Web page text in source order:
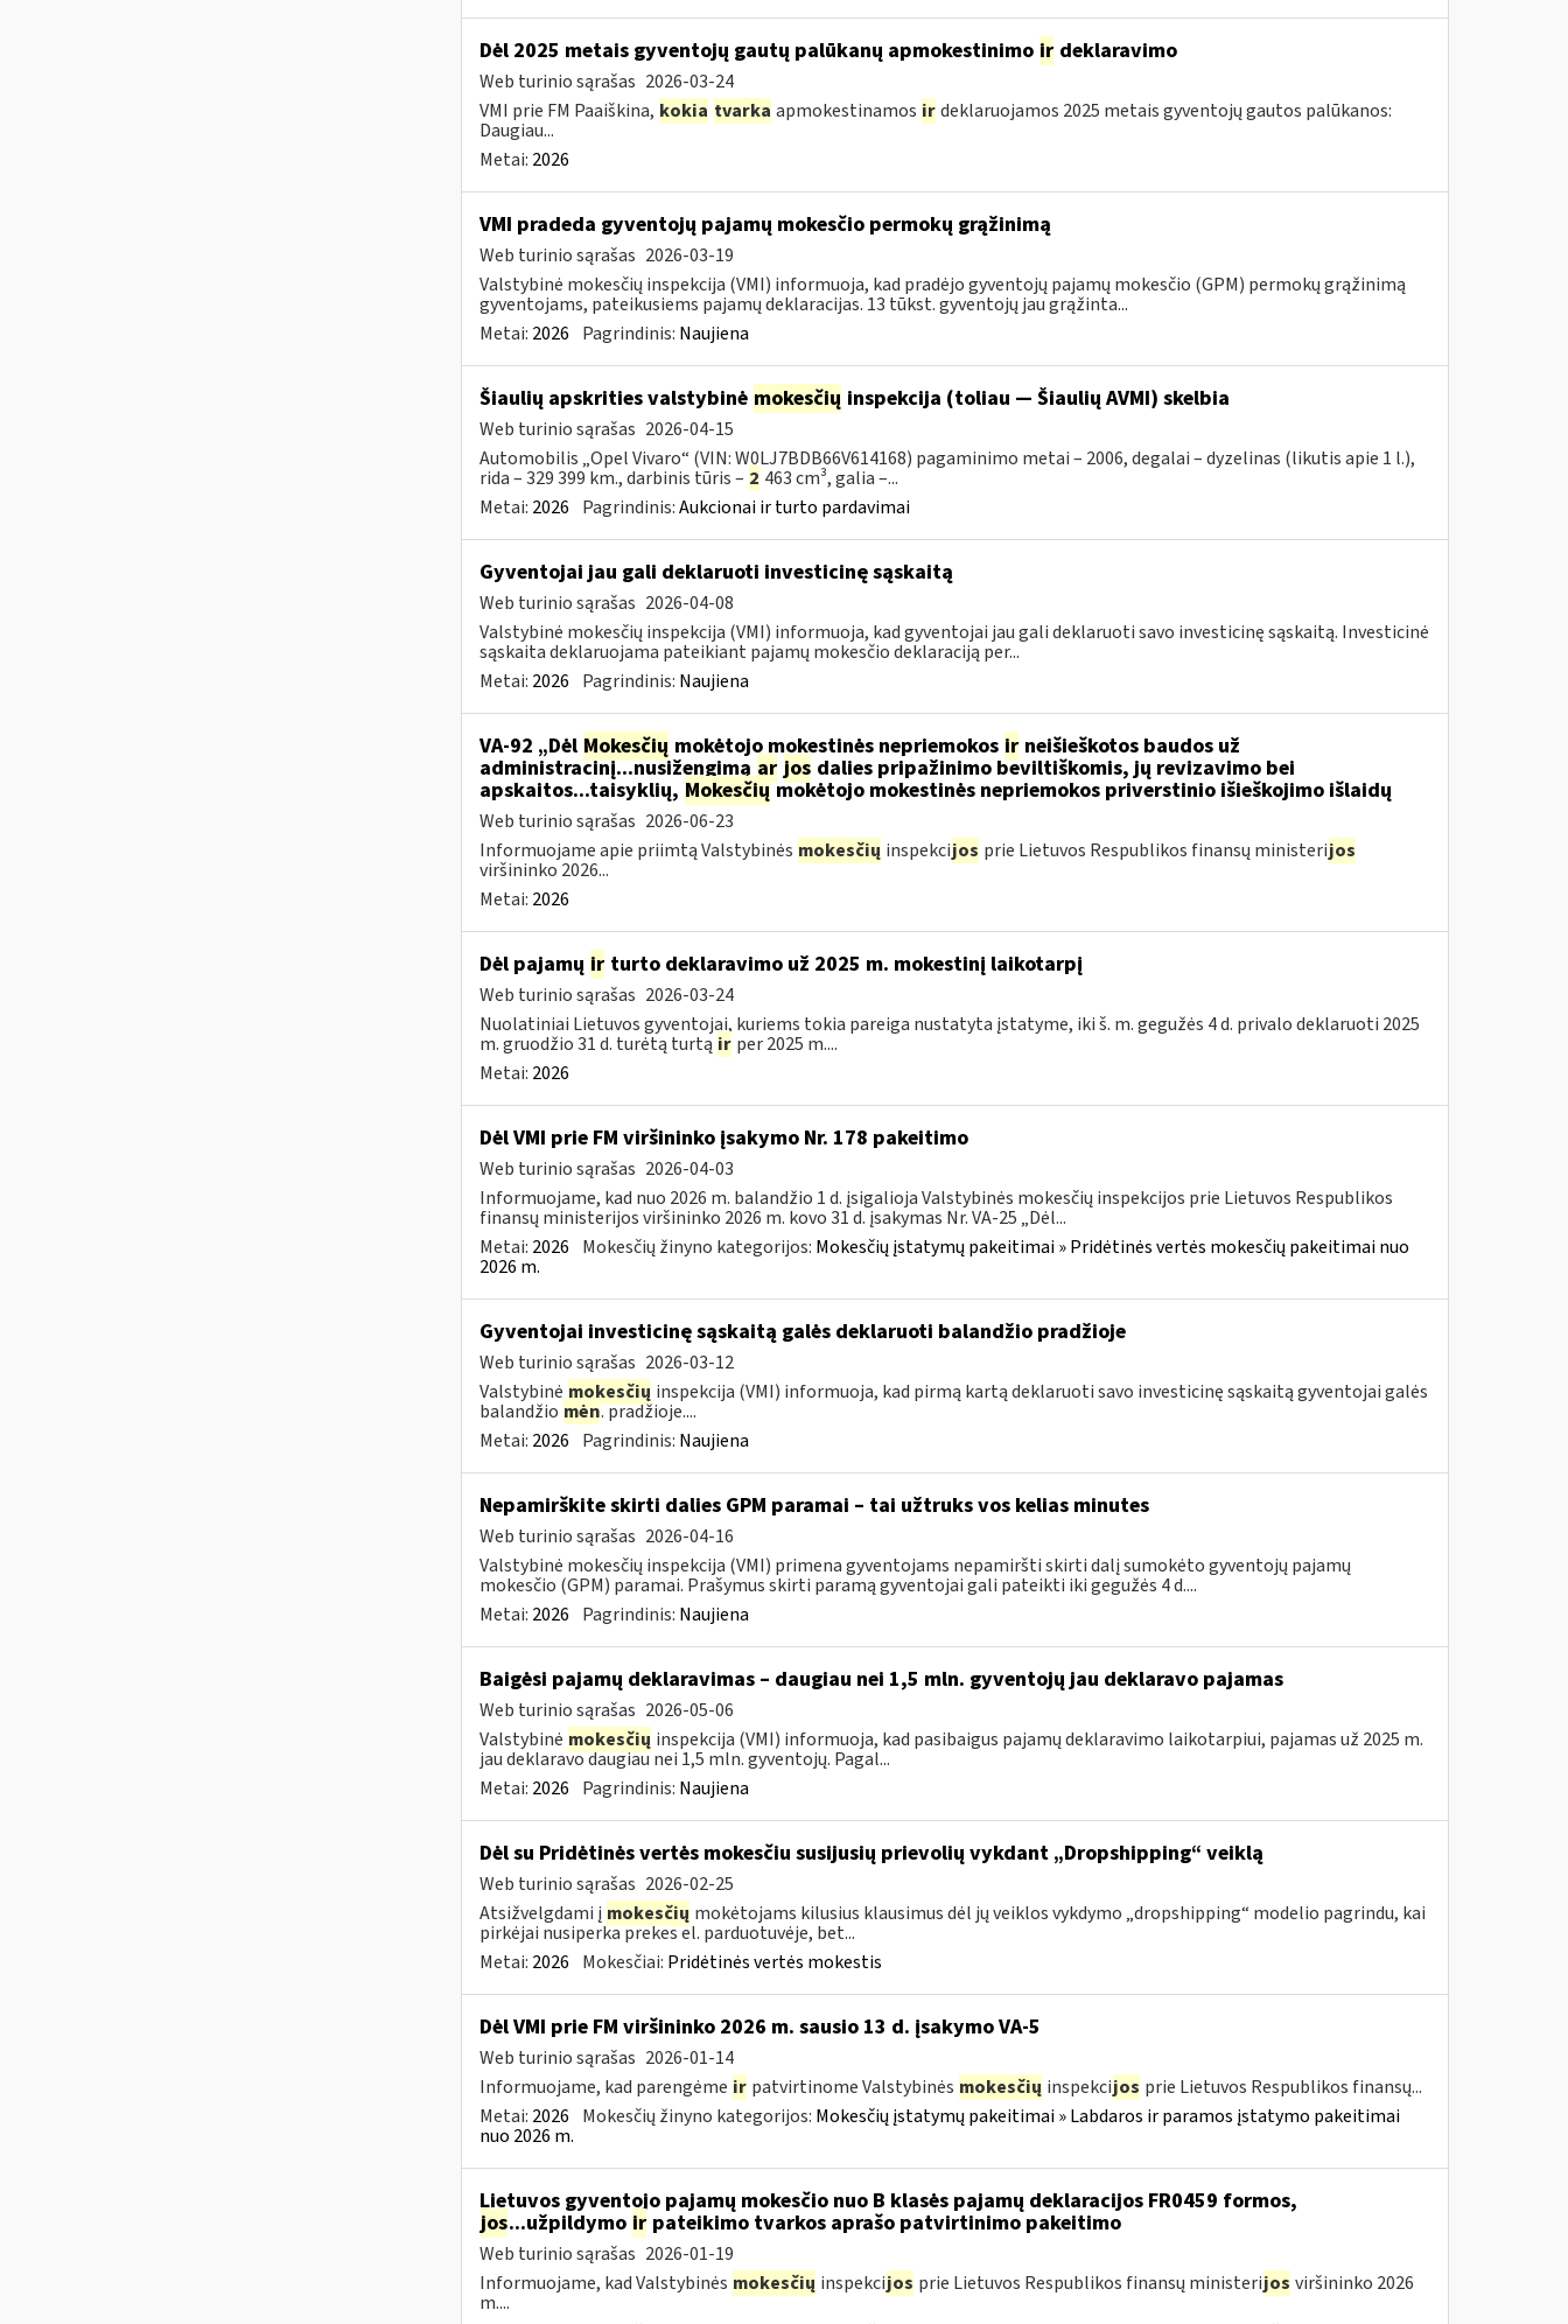
Dėl 2025 metais gyventojų gautų palūkanų apmokestinimo irdeklaravimo
Web turinio sąrašas 2026-03-24
VMI prie FM Paaiškina, kokia tvarka apmokestinamos ir deklaruojamos 2025 metais gyventojų gautos palūkanos:
Daugiau...
Metai: 2026
VMI pradeda gyventojų pajamų mokesčio permokų grąžinimą
Web turinio sąrašas 2026-03-19
Valstybinė mokesčių inspekcija (VMI) informuoja, kad pradėjo gyventojų pajamų mokesčio (GPM) permokų grąžinimą
gyventojams, pateikusiems pajamų deklaracijas. 13 tūkst. gyventojų jau grąžinta...
Metai: 2026 Pagrindinis: Naujiena
Šiaulių apskrities valstybinė mokesčių inspekcija (toliau — Šiaulių AVMI) skelbia
Web turinio sąrašas 2026-04-15
Automobilis „Opel Vivaro“ (VIN: W0LJ7BDB66V614168) pagaminimo metai – 2006, degalai – dyzelinas (likutis apie 1 l.),
rida – 329 399 km., darbinis tūris – 2 463 cm³, galia –...
Metai: 2026 Pagrindinis:Aukcionai ir turto pardavimai
Gyventojai jau gali deklaruoti investicinę sąskaitą
Web turinio sąrašas 2026-04-08
Valstybinė mokesčių inspekcija (VMI) informuoja, kad gyventojai jau gali deklaruoti savo investicinę sąskaitą. Investicinė
sąskaita deklaruojama pateikiant pajamų mokesčio deklaraciją per...
Metai: 2026 Pagrindinis: Naujiena
VA-92 „Dėl Mokesčių mokėtojo mokestinės nepriemokos irneišieškotos baudos už
administracinį...nusižengimąar jos dalies pripažinimo beviltiškomis, jų revizavimo bei
apskaitos...taisyklių, Mokesčiųmokėtojo mokestinės nepriemokos priverstinio išieškojimo išlaidų
Web turinio sąrašas 2026-06-23
Informuojame apie priimtą Valstybinės mokesčių inspekcijos prie Lietuvos Respublikos finansų ministerijos
viršininko 2026...
Metai: 2026
Dėl pajamų irturto deklaravimo už 2025 m. mokestinį laikotarpį
Web turinio sąrašas 2026-03-24
Nuolatiniai Lietuvos gyventojai, kuriems tokia pareiga nustatyta įstatyme, iki š. m. gegužės 4 d. privalo deklaruoti 2025
m. gruodžio 31 d. turėtą turtą ir per 2025 m....
Metai: 2026
Dėl VMI prie FM viršininko įsakymo Nr. 178 pakeitimo
Web turinio sąrašas 2026-04-03
Informuojame, kad nuo 2026 m. balandžio 1 d. įsigalioja Valstybinės mokesčių inspekcijos prie Lietuvos Respublikos
finansų ministerijos viršininko 2026 m. kovo 31 d. įsakymas Nr. VA-25 „Dėl...
Metai: 2026 Mokesčių žinyno kategorijos: Mokesčių įstatymų pakeitimai » Pridėtinės vertės mokesčių pakeitimai nuo
2026 m.
Gyventojai investicinę sąskaitą galės deklaruoti balandžio pradžioje
Web turinio sąrašas 2026-03-12
Valstybinė mokesčių inspekcija (VMI) informuoja, kad pirmą kartą deklaruoti savo investicinę sąskaitą gyventojai galės
balandžio mėn. pradžioje....
Metai: 2026 Pagrindinis: Naujiena
Nepamirškite skirti dalies GPM paramai – tai užtruks vos kelias minutes
Web turinio sąrašas 2026-04-16
Valstybinė mokesčių inspekcija (VMI) primena gyventojams nepamiršti skirti dalį sumokėto gyventojų pajamų
mokesčio (GPM) paramai. Prašymus skirti paramą gyventojai gali pateikti iki gegužės 4 d....
Metai: 2026 Pagrindinis: Naujiena
Baigėsi pajamų deklaravimas – daugiau nei 1,5 mln. gyventojų jau deklaravo pajamas
Web turinio sąrašas 2026-05-06
Valstybinė mokesčių inspekcija (VMI) informuoja, kad pasibaigus pajamų deklaravimo laikotarpiui, pajamas už 2025 m.
jau deklaravo daugiau nei 1,5 mln. gyventojų. Pagal...
Metai: 2026 Pagrindinis: Naujiena
Dėl su Pridėtinės vertės mokesčiu susijusių prievolių vykdant „Dropshipping“ veiklą
Web turinio sąrašas 2026-02-25
Atsižvelgdami į mokesčių mokėtojams kilusius klausimus dėl jų veiklos vykdymo „dropshipping“ modelio pagrindu, kai
pirkėjai nusiperka prekes el. parduotuvėje, bet...
Metai: 2026 Mokesčiai: Pridėtinės vertės mokestis
Dėl VMI prie FM viršininko 2026 m. sausio 13 d. įsakymo VA-5
Web turinio sąrašas 2026-01-14
Informuojame, kad parengėme ir patvirtinome Valstybinės mokesčių inspekcijos prie Lietuvos Respublikos finansų...
Metai: 2026 Mokesčių žinyno kategorijos: Mokesčių įstatymų pakeitimai » Labdaros ir paramos įstatymo pakeitimai
nuo 2026 m.
Lietuvos gyventojo pajamų mokesčio nuo B klasės pajamų deklaracijos FR0459 formos,
jos...užpildymo irpateikimo tvarkos aprašo patvirtinimo pakeitimo
Web turinio sąrašas 2026-01-19
Informuojame, kad Valstybinės mokesčių inspekcijos prie Lietuvos Respublikos finansų ministerijos viršininko 2026
m....